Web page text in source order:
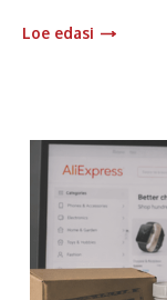
Loe edasi